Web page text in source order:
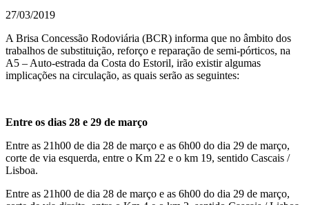
27/03/2019
A Brisa Concessão Rodoviária (BCR) informa que no âmbito dos
trabalhos de substituição, reforço e reparação de semi-pórticos, na
A5 – Auto-estrada da Costa do Estoril, irão existir algumas
implicações na circulação, as quais serão as seguintes:
Entre os dias 28 e 29 de março
Entre as 21h00 de dia 28 de março e as 6h00 do dia 29 de março,
corte de via esquerda, entre o Km 22 e o km 19, sentido Cascais /
Lisboa.
Entre as 21h00 de dia 28 de março e as 6h00 do dia 29 de março,